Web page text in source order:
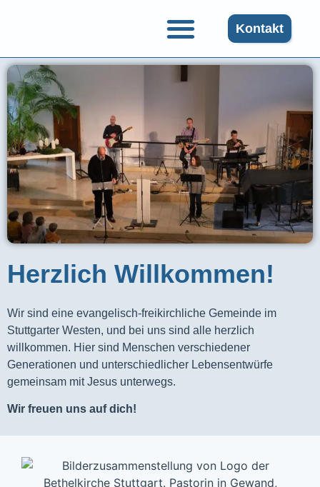
Kontakt
Herzlich Willkommen!
Wir sind eine evangelisch-freikirchliche Gemeinde im
Stuttgarter Westen, und bei uns sind alle herzlich
willkommen. Hier sind Menschen verschiedener
Generationen und unterschiedlicher Lebensentwürfe
gemeinsam mit Jesus unterwegs.
Wir freuen uns auf dich!